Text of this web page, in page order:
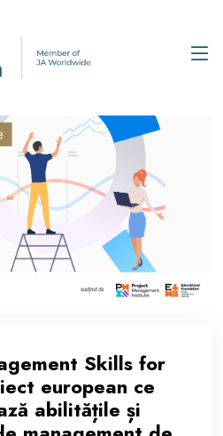
Skills for
european ce
abilitățile și